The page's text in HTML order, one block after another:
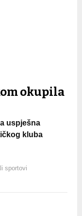
okupila
uspješna
kluba
sportovi